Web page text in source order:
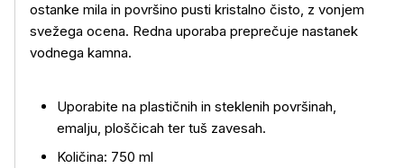
Več o izdelku
ostanke mila in površino pusti kristalno čisto, z vonjem
svežega ocena. Redna uporaba preprečuje nastanek
vodnega kamna.
Uporabite na plastičnih in steklenih površinah,
emalju, ploščicah ter tuš zavesah.
Količina: 750 ml